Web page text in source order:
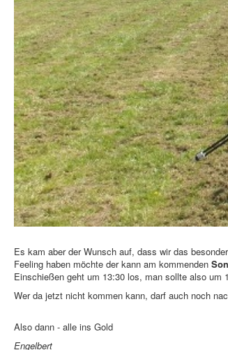
Es kam aber der Wunsch auf, dass wir das
Feeling haben möchte der kann am kommenden
Einschießen geht um 13:30 los, man sollte also um
Wer da jetzt nicht kommen kann, darf auch noch
Also dann - alle ins Gold
Engelbert